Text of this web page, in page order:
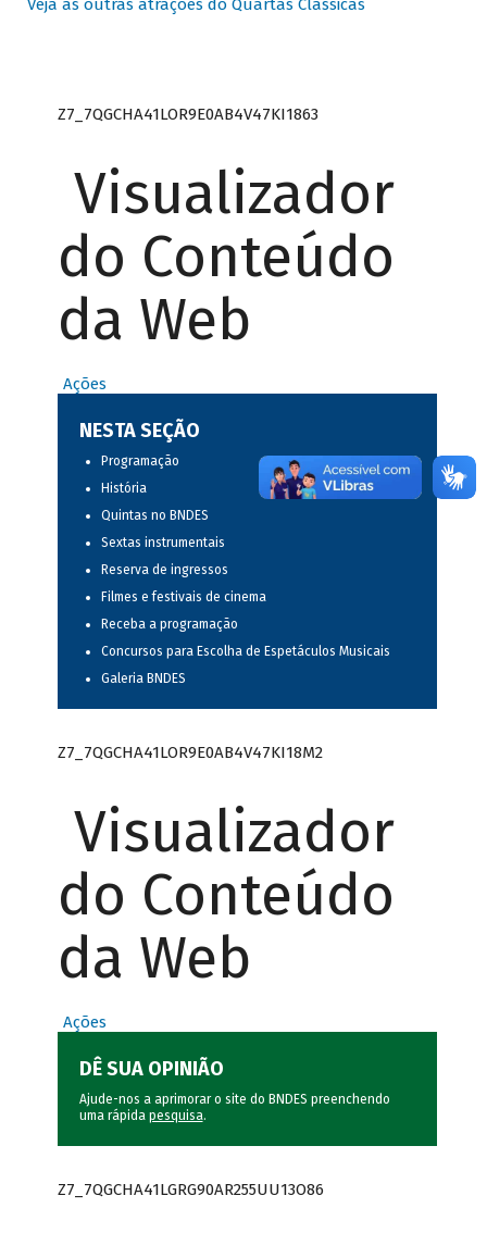
Veja as outras atrações do Quartas Clássicas
Z7_7QGCHA41LOR9E0AB4V47KI1863
Visualizador
do Conteúdo
da Web
Ações
NESTA SEÇÃO
Programação
História
Quintas no BNDES
Sextas instrumentais
Reserva de ingressos
Filmes e festivais de cinema
Receba a programação
Concursos para Escolha de Espetáculos Musicais
Galeria BNDES
Z7_7QGCHA41LOR9E0AB4V47KI18M2
Visualizador
do Conteúdo
da Web
Ações
DÊ SUA OPINIÃO
Ajude-nos a aprimorar o site do BNDES preenchendo
uma rápida pesquisa.
Z7_7QGCHA41LGRG90AR255UU13O86